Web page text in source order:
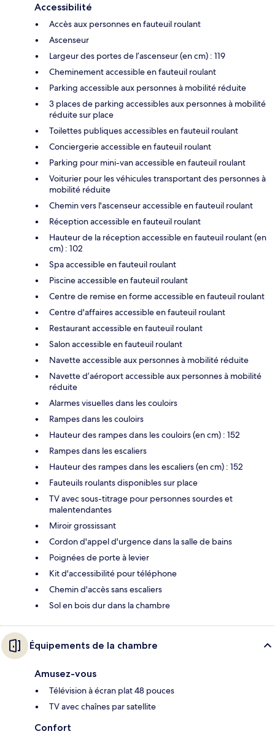
Accessibilité
Accès aux personnes en fauteuil roulant
Ascenseur
Largeur des portes de l’ascenseur (en cm) : 119
Cheminement accessible en fauteuil roulant
Parking accessible aux personnes à mobilité réduite
3 places de parking accessibles aux personnes à mobilité
réduite sur place
Toilettes publiques accessibles en fauteuil roulant
Conciergerie accessible en fauteuil roulant
Parking pour mini-van accessible en fauteuil roulant
Voiturier pour les véhicules transportant des personnes à
mobilité réduite
Chemin vers l'ascenseur accessible en fauteuil roulant
Réception accessible en fauteuil roulant
Hauteur de la réception accessible en fauteuil roulant (en
cm) : 102
Spa accessible en fauteuil roulant
Piscine accessible en fauteuil roulant
Centre de remise en forme accessible en fauteuil roulant
Centre d'affaires accessible en fauteuil roulant
Restaurant accessible en fauteuil roulant
Salon accessible en fauteuil roulant
Navette accessible aux personnes à mobilité réduite
Navette d’aéroport accessible aux personnes à mobilité
réduite
Alarmes visuelles dans les couloirs
Rampes dans les couloirs
Hauteur des rampes dans les couloirs (en cm) : 152
Rampes dans les escaliers
Hauteur des rampes dans les escaliers (en cm) : 152
Fauteuils roulants disponibles sur place
TV avec sous-titrage pour personnes sourdes et
malentendantes
Miroir grossissant
Cordon d'appel d'urgence dans la salle de bains
Poignées de porte à levier
Kit d'accessibilité pour téléphone
Chemin d'accès sans escaliers
Sol en bois dur dans la chambre
Équipements de la chambre
Amusez-vous
Télévision à écran plat 48 pouces
TV avec chaînes par satellite
Confort